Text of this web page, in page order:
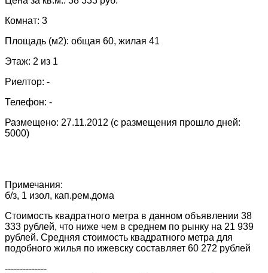
Комнат: 3
Площадь (м2): общая 60, жилая 41
Этаж: 2 из 1
Риелтор: -
Телефон: -
Размещено: 27.11.2012 (с размещения прошло дней:
5000)
Примечания:
б/з, 1 изол, кап.рем.дома
Стоимость квадратного метра в данном объявлении 38
333 рублей, что ниже чем в среднем по рынку на 21 939
рублей. Средняя стоимость квадратного метра для
подобного жилья по ижевску составляет 60 272 рублей
--------------